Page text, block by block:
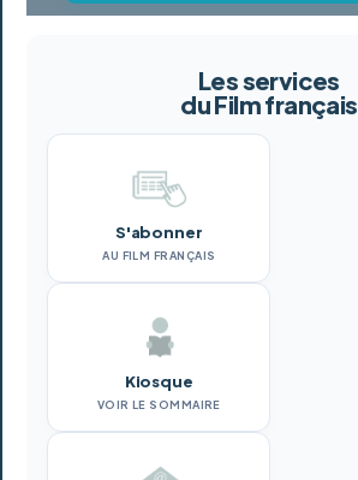
Les services
du Film français
S'abonner
AU FILM FRANÇAIS
Kiosque
VOIR LE SOMMAIRE